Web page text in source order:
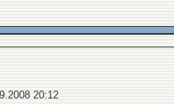
20:12